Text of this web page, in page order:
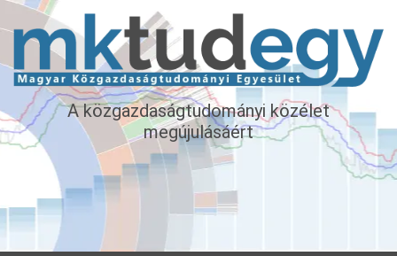
A közgazdaságtudományi közélet
megújulásáért